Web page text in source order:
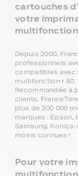
cartouches
votre
multifonction
Depuis 2000,
professionnels
compatibles avec
multifonction r 80.
Recommandée à
clients,
plus de 300 000
marques : Epson,
Samsung,
moins connues !
Pour votre
multifonction